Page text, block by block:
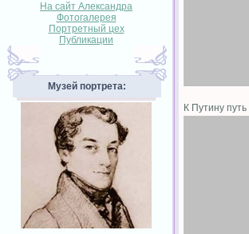
На сайт Александра
Фотогалерея
Портретный цех
Публикации
Музей портрета:
К Путину